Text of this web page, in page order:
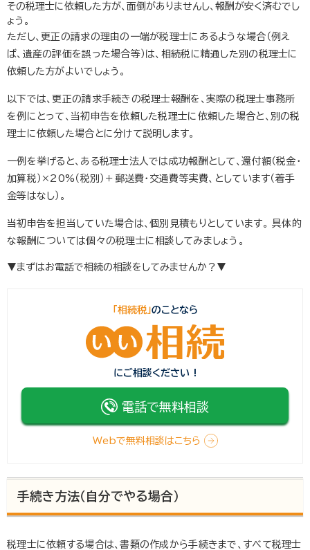
その税理士に依頼した方が、面倒がありませんし、報酬が安く済むでし
ょう。
ただし、更正の請求の理由の一端が税理士にあるような場合（例え
ば、遺産の評価を誤った場合等）は、相続税に精通した別の税理士に
依頼した方がよいでしょう。
以下では、更正の請求手続きの税理士報酬を、実際の税理士事務所
を例にとって、当初申告を依頼した税理士に依頼した場合と、別の税
理士に依頼した場合とに分けて説明します。
一例を挙げると、ある税理士法人では成功報酬として、還付額（税金・
加算税）×20%（税別）＋郵送費・交通費等実費、としています（着手
金等はなし）。
当初申告を担当していた場合は、個別見積もりとしています。 具体的
な報酬については個々の税理士に相談してみましょう。
▼まずはお電話で相続の相談をしてみませんか？▼
「相続税」のことなら
にご相談ください !
電話で無料相談
Webで無料相談はこちら
手続き方法（自分でやる場合）
税理士に依頼する場合は、書類の作成から手続きまで、すべて税理士